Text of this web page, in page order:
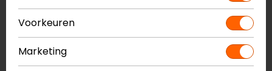
209,00 249,00
op=op
Voorkeuren
Marketing